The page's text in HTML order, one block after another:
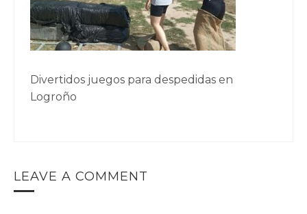
Divertidos juegos para despedidas en
Logroño
LEAVE A COMMENT